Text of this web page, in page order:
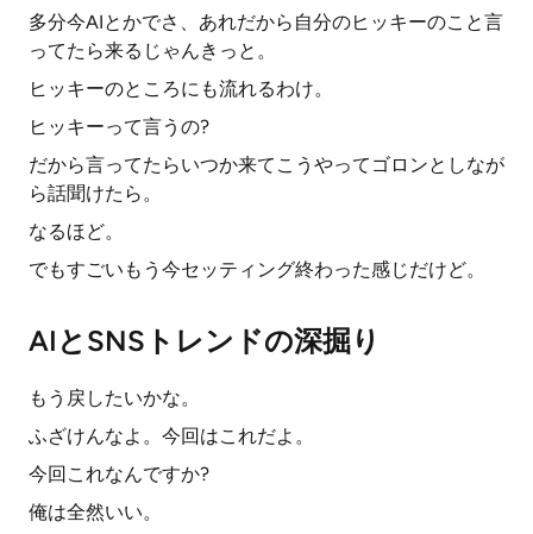
多分今AIとかでさ、あれだから自分のヒッキーのこと言
ってたら来るじゃんきっと。
ヒッキーのところにも流れるわけ。
ヒッキーって言うの?
だから言ってたらいつか来てこうやってゴロンとしなが
ら話聞けたら。
なるほど。
でもすごいもう今セッティング終わった感じだけど。
AIとSNSトレンドの深掘り
もう戻したいかな。
ふざけんなよ。今回はこれだよ。
今回これなんですか?
俺は全然いい。